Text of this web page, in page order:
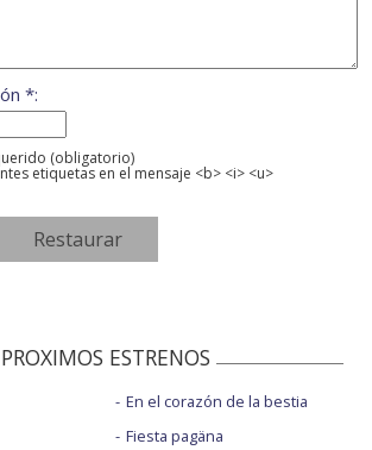
*:
(obligatorio)
etiquetas en el mensaje <b> <i> <u>
PROXIMOS ESTRENOS
En el corazón de la bestia
Fiesta pagäna